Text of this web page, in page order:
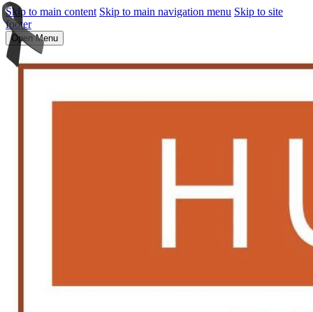
Skip to main content Skip to main navigation menu Skip to site
footer
Open Menu